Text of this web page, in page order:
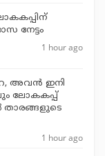
നേട്ടം
1 hour ago
അവന്‍ ഇനി
ലോകകപ്പ്
താരങ്ങളുടെ
1 hour ago